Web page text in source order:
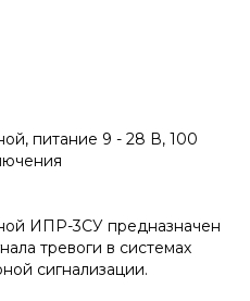
питание 9 - 28 В, 100
ИПР-3СУ предназначен
тревоги в системах
сигнализации.